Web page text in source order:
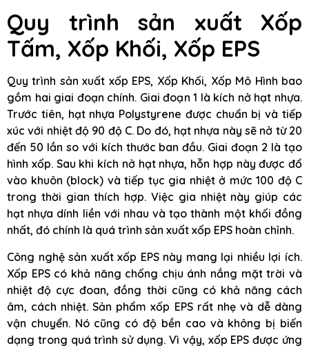
Quy trình sản xuất Xốp
Tấm, Xốp Khối, Xốp EPS
Quy trình sản xuất xốp EPS, Xốp Khối, Xốp Mô Hình bao
gồm hai giai đoạn chính. Giai đoạn 1 là kích nở hạt nhựa.
Trước tiên, hạt nhựa Polystyrene được chuẩn bị và tiếp
xúc với nhiệt độ 90 độ C. Do đó, hạt nhựa này sẽ nở từ 20
đến 50 lần so với kích thước ban đầu. Giai đoạn 2 là tạo
hình xốp. Sau khi kích nở hạt nhựa, hỗn hợp này được đổ
vào khuôn (block) và tiếp tục gia nhiệt ở mức 100 độ C
trong thời gian thích hợp. Việc gia nhiệt này giúp các
hạt nhựa dính liền với nhau và tạo thành một khối đồng
nhất, đó chính là quá trình sản xuất xốp EPS hoàn chỉnh.
Công nghệ sản xuất xốp EPS này mang lại nhiều lợi ích.
Xốp EPS có khả năng chống chịu ánh nắng mặt trời và
nhiệt độ cực đoan, đồng thời cũng có khả năng cách
âm, cách nhiệt. Sản phẩm xốp EPS rất nhẹ và dễ dàng
vận chuyển. Nó cũng có độ bền cao và không bị biến
dạng trong quá trình sử dụng. Vì vậy, xốp EPS được ứng